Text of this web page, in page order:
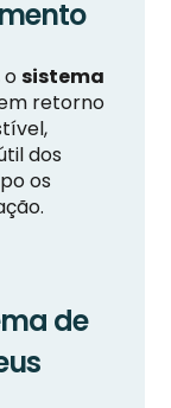
osistema
retorno
dos
os
de